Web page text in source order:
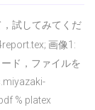
試してみてくだ
画像1:
ド，ファイルを
% platex